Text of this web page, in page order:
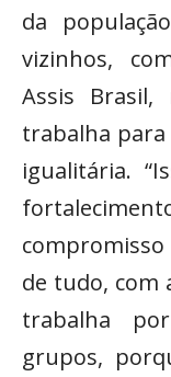
da
vizinhos,
Assis
trabalha para
igualitária.
compromisso
de tudo, com
trabalha
grupos,